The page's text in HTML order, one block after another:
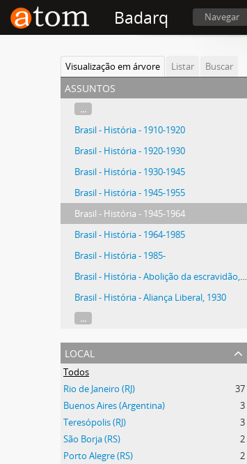
Badarq Navegar
Visualização em árvore Listar Buscar
assuntos
...
Brasil - História - 1910-1920
Brasil - História - 1920-1930
Brasil - História - 1930-1945
Brasil - História - 1945-1955
Brasil - História - 1945-1964
Brasil - História - 1964-1985
Brasil - História - 1985-
Brasil - História - Abolição da escravidão, 1888
Brasil - História - Aliança Liberal, 1930
...
local
Todos
Rio de Janeiro (RJ)
37
Buenos Aires (Argentina)
3
Teresópolis (RJ)
3
São Borja (RS)
2
Porto Alegre (RS)
2